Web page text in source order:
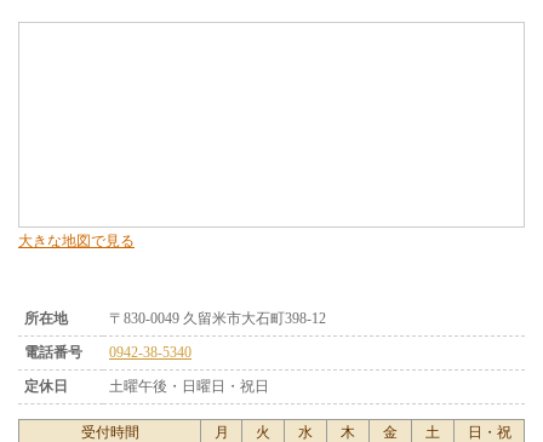
大きな地図で見る
所在地
〒830-0049 久留米市大石町398-12
電話番号
0942-38-5340
定休日
土曜午後・日曜日・祝日
受付時間 月 火 水 木 金 土
日・祝